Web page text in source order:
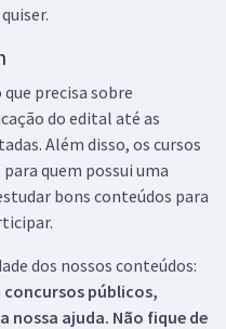
precisa sobre
do edital até as
Além disso, os cursos
quem possui uma
bons conteúdos para
dos nossos conteúdos:
concursos públicos,
nossa ajuda. Não fique de